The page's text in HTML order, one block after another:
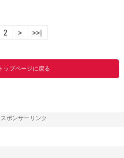
2 > >>|
ップページに戻る
ポンサーリンク